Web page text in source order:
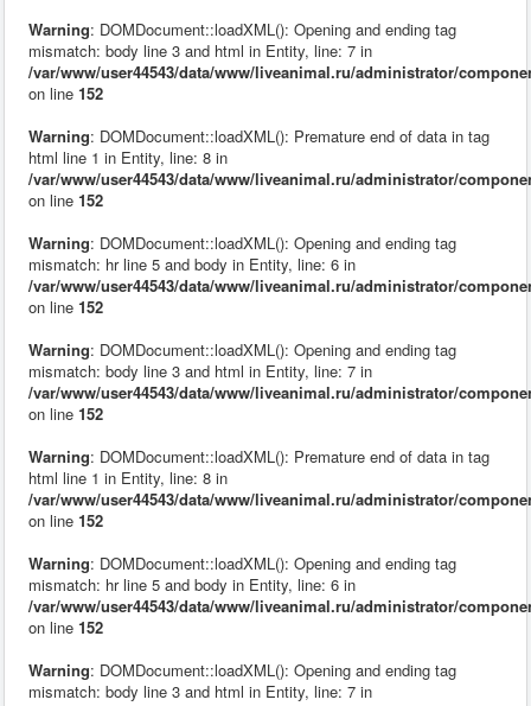
Warning: DOMDocument::loadXML(): Opening and ending tag
mismatch: body line 3 and html in Entity, line: 7 in
/var/www/user44543/data/www/liveanimal.ru/administrator/
on line 152
Warning: DOMDocument::loadXML(): Premature end of data in tag
html line 1 in Entity, line: 8 in
/var/www/user44543/data/www/liveanimal.ru/administrator/
on line 152
Warning: DOMDocument::loadXML(): Opening and ending tag
mismatch: hr line 5 and body in Entity, line: 6 in
/var/www/user44543/data/www/liveanimal.ru/administrator/
on line 152
Warning: DOMDocument::loadXML(): Opening and ending tag
mismatch: body line 3 and html in Entity, line: 7 in
/var/www/user44543/data/www/liveanimal.ru/administrator/
on line 152
Warning: DOMDocument::loadXML(): Premature end of data in tag
html line 1 in Entity, line: 8 in
/var/www/user44543/data/www/liveanimal.ru/administrator/
on line 152
Warning: DOMDocument::loadXML(): Opening and ending tag
mismatch: hr line 5 and body in Entity, line: 6 in
/var/www/user44543/data/www/liveanimal.ru/administrator/
on line 152
Warning: DOMDocument::loadXML(): Opening and ending tag
mismatch: body line 3 and html in Entity, line: 7 in